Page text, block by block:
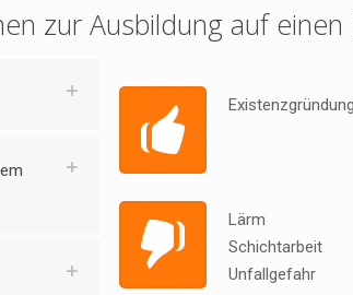
zur Ausbildung auf einen
Lärm
Schichtarbeit
Unfallgefahr